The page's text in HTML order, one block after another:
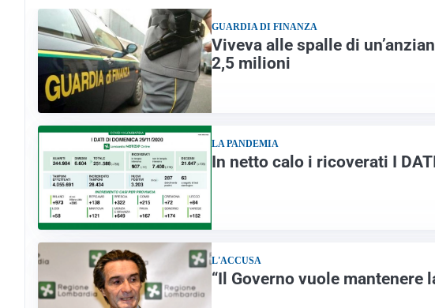
GUARDIA DI FINANZA
Viveva alle spalle di
2,5 milioni
LA PANDEMIA
In netto calo i ricoverati I
L'ACCUSA
“Il Governo vuole mantenere